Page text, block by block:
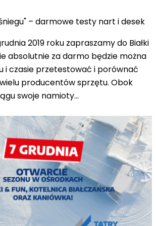
śniegu" – darmowe testy nart i desek
2019 roku zapraszamy do Białki
absolutnie za darmo będzie można
i czasie przetestować i porównać
producentów sprzętu. Obok
swoje namioty…